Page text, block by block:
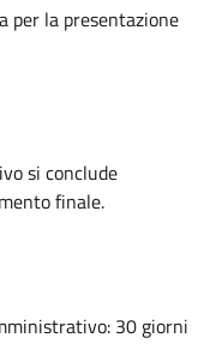
per la presentazione
si conclude
finale.
30 giorni